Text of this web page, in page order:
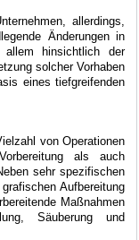
allerdings,
Änderungen in
hinsichtlich der
solcher Vorhaben
eines tiefgreifenden
von Operationen
als auch
sehr spezifischen
Aufbereitung
Maßnahmen
Säuberung und